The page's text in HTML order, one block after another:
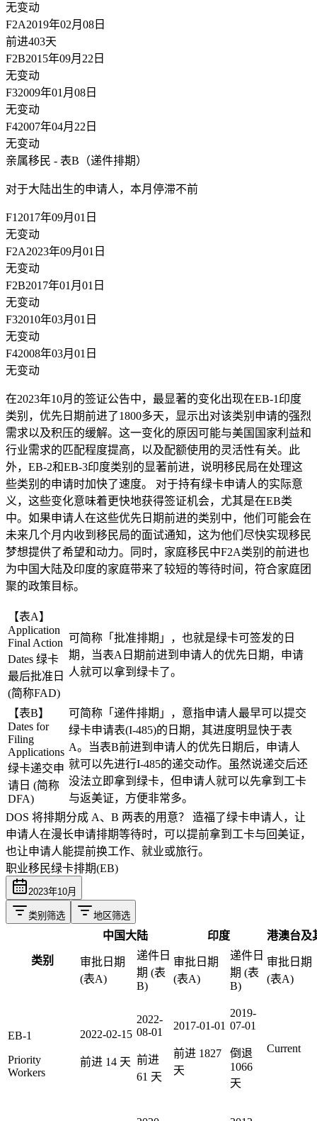
无变动
F2A2019年02月08日
前进403天
F2B2015年09月22日
无变动
F32009年01月08日
无变动
F42007年04月22日
无变动
亲属移民 - 表B（递件排期）
对于大陆出生的申请人， 本月停滞不前
F1 2017年09月01日
无变动
F2A2023年09月01日
无变动
F2B2017年01月01日
无变动
F32010年03月01日
无变动
F42008年03月01日
无变动
在2023年10月的签证公告中，最显著的变化出现在EB-1印度
类别，优先日期前进了1800多天，显示出对该类别申请的强烈
需求以及积压的缓解。这一变化的原因可能与美国国家利益和
行业需求的匹配程度提高，以及配额使用的灵活性有关。此
外，EB-2和EB-3印度类别的显著前进，说明移民局在处理这
些类别的申请时加快了速度。 对于持有绿卡申请人的实际意
义，这些变化意味着更快地获得签证机会，尤其是在EB类
中。如果申请人在这些优先日期前进的类别中，他们可能会在
未来几个月内收到移民局的面试通知，这为他们尽快实现移民
梦想提供了希望和动力。同时，家庭移民中F2A类别的前进也
为中国大陆及印度的家庭带来了较短的等待时间，符合家庭团
聚的政策目标。
【表A】
Application
Final Action
Dates 绿卡
最后批准日
(简称FAD)
可简称「批准排期」，也就是绿卡可签发的日
期，当表A日期前进到申请人的优先日期，申请
人就可以拿到绿卡了。
【表B】
Dates for
Filing
Applications
绿卡递交申
请日 (简称
DFA)
可简称「递件排期」，意指申请人最早可以提交
绿卡申请表(I-485)的日期，其进度明显快于表
A。当表B前进到申请人的优先日期后，申请人
就可以先进行I-485的递交动作。虽然说递交后还
没法立即拿到绿卡，但申请人就可以先拿到工卡
与返美证，方便非常多。
DOS 将排期分成 A、B 两表的用意？
造福了绿卡申请人，让
申请人在漫长申请排期等待时，可以提前拿到工卡与回美证，
也让申请人能提前换工作、就业或旅行。
职业移民绿卡排期(EB)
2023年10月
类别筛选 地区筛选
类别
中国大陆 印度 港澳台及
审批日期
(表A)
递件日
期 (表
B)
审批日期
(表A)
递件日
期 (表
B)
审批日期
(表A)
EB-1
Priority
Workers
2022-02-15
前进 14 天
2022-
08-01
前进
61 天
2017-01-01
前进 1827
天
2019-
07-01
倒退
1066
天
Current